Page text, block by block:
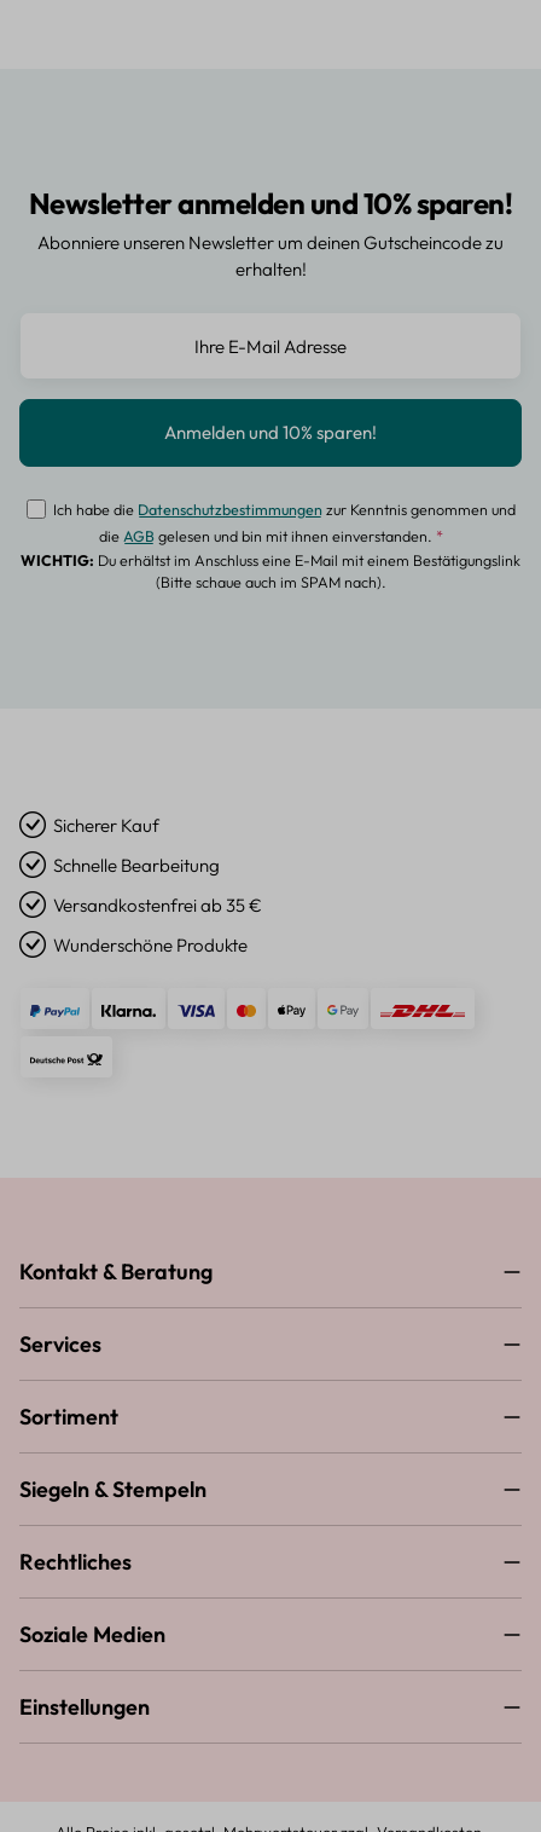
Newsletter anmelden und 10% sparen!
Abonniere unseren Newsletter um deinen Gutscheincode zu
erhalten!
Ich habe die Datenschutzbestimmungenzur Kenntnis genommen und
dieAGBgelesen und bin mit ihnen einverstanden. *
WICHTIG: Du erhältst im Anschluss eine E-Mail mit einem Bestätigungslink
(Bitte schaue auch im SPAM nach).
Sicherer Kauf
Schnelle Bearbeitung
Versandkostenfrei ab 35 €
Wunderschöne Produkte
Kontakt & Beratung
Services
Sortiment
Siegeln & Stempeln
Rechtliches
Soziale Medien
Einstellungen